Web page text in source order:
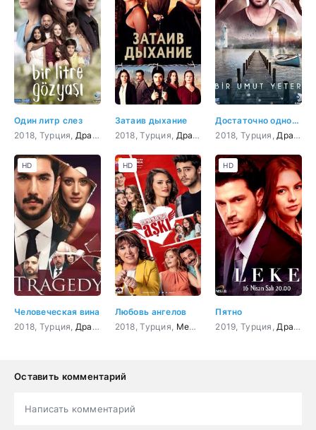
Один литр слез
2018, Турция, Драма
Затаив дыхание
2018, Турция, Драма криминал ,Боевик,
Достаточно одной надежды
2018, Турция, Драма
Человеческая вина
2018, Турция, Драма Криминал
HD
Любовь ангелов
2018, Турция, Мелодрама ,Комедия
HD
Пятно
2019, Турция, Драма
HD
Оставить комментарий
Написать комментарий